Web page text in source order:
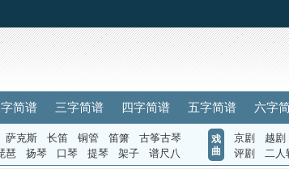
简谱 三字简谱 四字简谱 五字简谱 六字
萨克斯 长笛 铜管 笛箫
古筝古琴
琶 扬琴 口琴 提琴 架子 谱尺八
戏
曲
京剧 越剧
评剧
二人